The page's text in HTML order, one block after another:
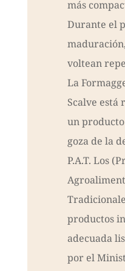
más
Durante el
voltean
La
Scalve está
un
goza de la
P.A.T. Los
productos
adecuada
por el